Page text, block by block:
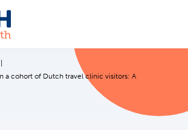
a cohort of Dutch travel clinic visitors: A